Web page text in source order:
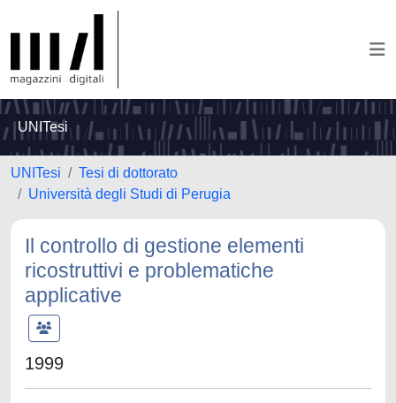
UNITesi
UNITesi
Tesi di dottorato
Università degli Studi di Perugia
Il controllo di gestione elementi
ricostruttivi e problematiche
applicative
1999